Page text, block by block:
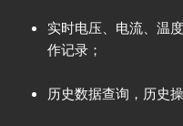
实时电压、电流、温
作记录；
历史数据查询，历史